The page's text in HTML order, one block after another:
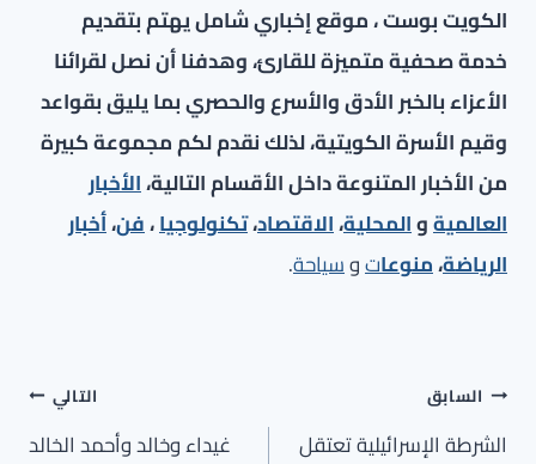
الكويت بوست ، موقع إخباري شامل يهتم بتقديم
خدمة صحفية متميزة للقارئ، وهدفنا أن نصل لقرائنا
الأعزاء بالخبر الأدق والأسرع والحصري بما يليق بقواعد
وقيم الأسرة الكويتية، لذلك نقدم لكم مجموعة كبيرة
من الأخبار المتنوعة داخل الأقسام التالية،الأخبار
العالميةوالمحلية،الاقتصاد،تكنولوجيا،فن،أخبار
الرياضة،منوعاتوسياحة.
تصفّح
المقالات
السابق
الشرطة الإسرائيلية تعتقل
التالي
غيداء وخالد وأحمد الخالد